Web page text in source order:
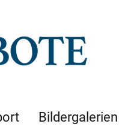
Bildergalerien